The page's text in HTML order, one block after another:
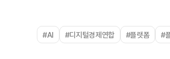
#AI #디지털경제연합 #플랫폼 #